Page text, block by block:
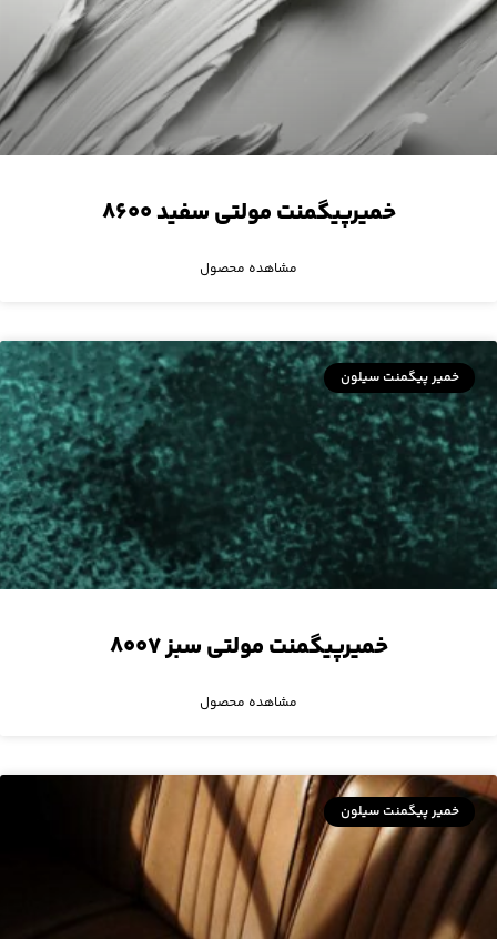
خمیرپیگمنت مولتی سفید ۸۶۰۰
مشاهده محصول
خمیر پیگمنت سیلون
خمیرپیگمنت مولتی سبز ۸۰۰۷
مشاهده محصول
خمیر پیگمنت سیلون